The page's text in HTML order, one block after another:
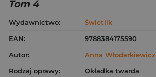
Tom 4
Wydawnictwo:
Świetlik
EAN:
9788384175590
Autor:
Anna Włodarkiewicz
Rodzaj oprawy:
Okładka twarda